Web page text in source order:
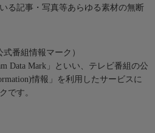
る記事・写真等あらゆる素材の無断
番組情報マーク）
Data Mark」といい、テレビ番組の公
情報」を利用したサービスに
です。